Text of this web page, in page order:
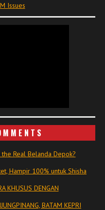
Issues
Real Belanda Depok?
Hampir 100% untuk Shisha
KHUSUS DENGAN
BATAM KEPRI